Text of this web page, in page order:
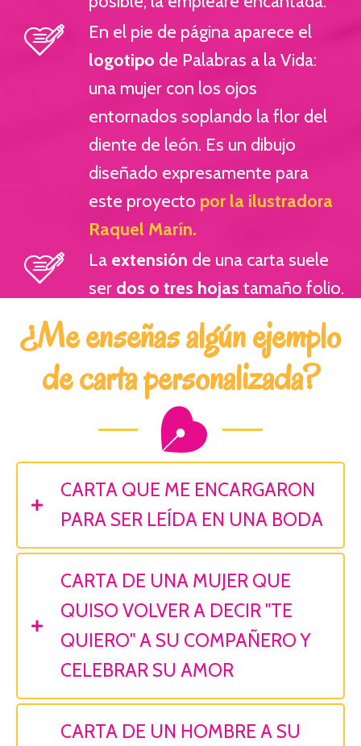
En el pie de página aparece el
logotipo de Palabras a la Vida:
una mujer con los ojos
entornados soplando la flor del
diente de león. Es un dibujo
diseñado expresamente para
este proyecto por la ilustradora
Raquel Marín.
La extensión de una carta suele
ser dos o tres hojas tamaño folio.
¿Me enseñas algún ejemplo
de carta personalizada?
CARTA QUE ME ENCARGARON
PARA SER LEÍDA EN UNA BODA
CARTA DE UNA MUJER QUE
QUISO VOLVER A DECIR "TE
QUIERO" A SU COMPAÑERO Y
CELEBRAR SU AMOR
CARTA DE UN HOMBRE A SU